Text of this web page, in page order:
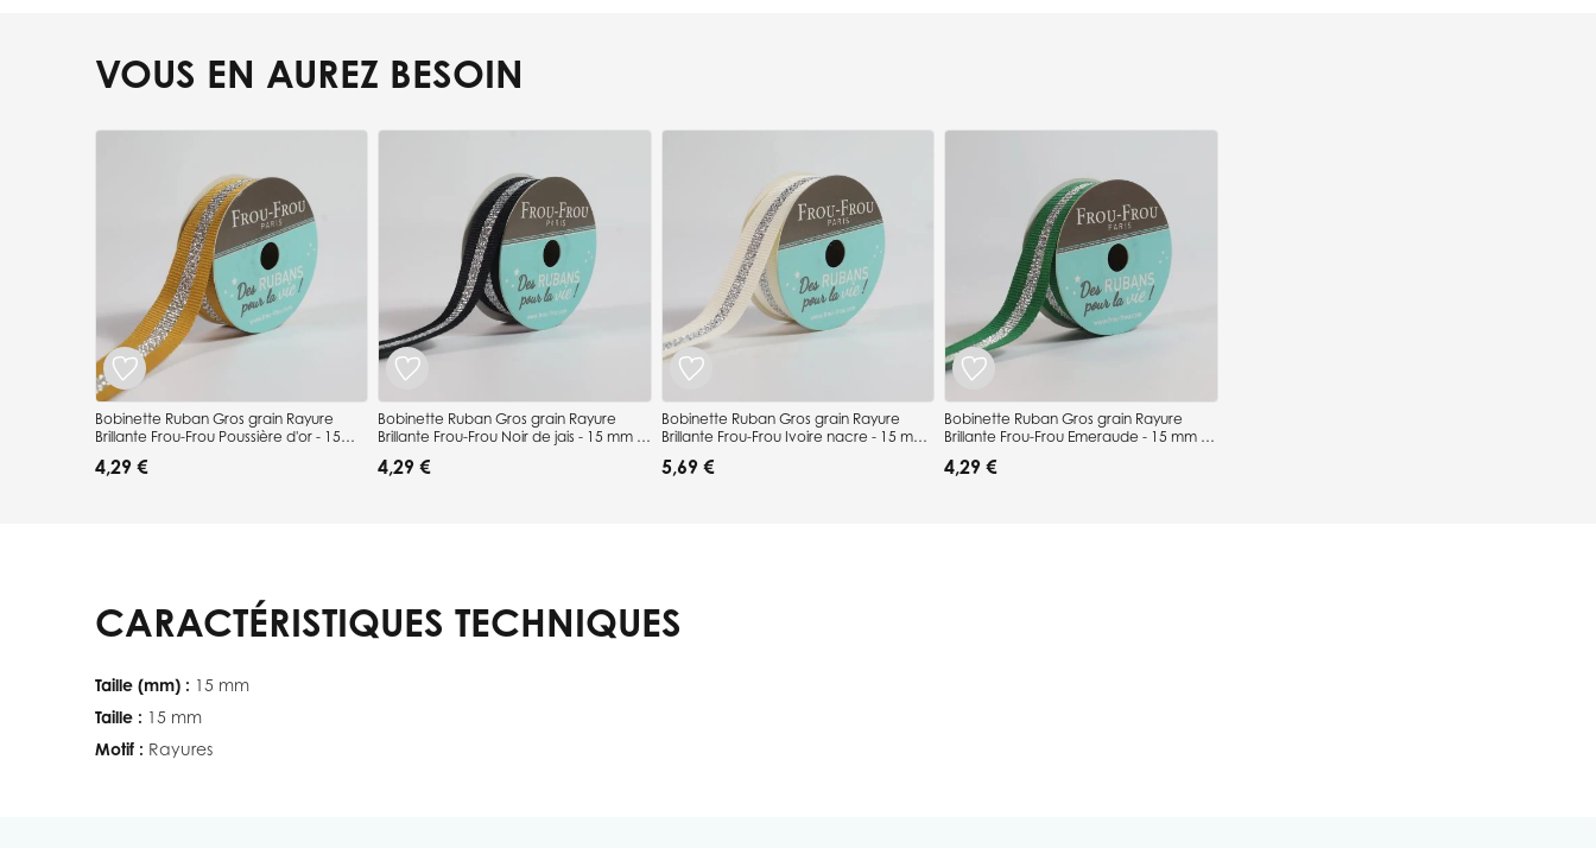
VOUS EN AUREZ BESOIN
Press to skip carousel
Bobinette Ruban Gros grain Rayure
Brillante Frou-Frou Poussière d'or - 15
4,29 €
Bobinette Ruban Gros grain Rayure
Brillante Frou-Frou Noir de jais - 15 mm x
4,29 €
Bobinette Ruban Gros grain Rayure
Brillante Frou-Frou Ivoire nacre - 15 mm
5,69 €
Bobinette Ruban Gros grain Rayure
Brillante Frou-Frou Emeraude - 15 mm x
4,29 €
CARACTÉRISTIQUES TECHNIQUES
Taille (mm) : 15 mm
Taille : 15 mm
Motif : Rayures